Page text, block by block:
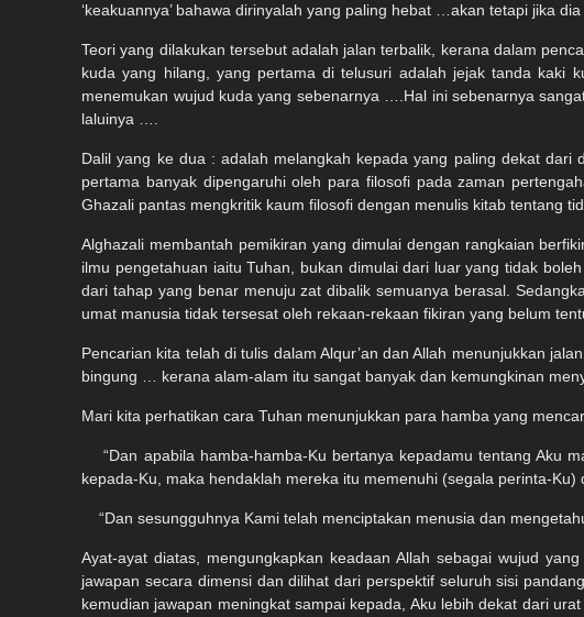
‘keakuannya’ bahawa dirinyalah yang paling hebat …akan tetapi jika
Teori yang dilakukan tersebut adalah jalan terbalik, kerana dalam
kuda yang hilang, yang pertama di telusuri adalah jejak tanda kaki
menemukan wujud kuda yang sebenarnya ….Hal ini sebenarnya
laluinya ….
Dalil yang ke dua : adalah melangkah kepada yang paling dekat
pertama banyak dipengaruhi oleh para filosofi pada zaman
Ghazali pantas mengkritik kaum filosofi dengan menulis kitab tentang
Alghazali membantah pemikiran yang dimulai dengan rangkaian
ilmu pengetahuan iaitu Tuhan, bukan dimulai dari luar yang tidak
dari tahap yang benar menuju zat dibalik semuanya berasal.
umat manusia tidak tersesat oleh rekaan-rekaan fikiran yang belum
Pencarian kita telah di tulis dalam Alqur’an dan Allah menunjukkan
bingung … kerana alam-alam itu sangat banyak dan kemungkinan
Mari kita perhatikan cara Tuhan menunjukkan para hamba yang
“Dan apabila hamba-hamba-Ku bertanya kepadamu tentang Aku
kepada-Ku, maka hendaklah mereka itu memenuhi (segala perinta-
“Dan sesungguhnya Kami telah menciptakan menusia dan
Ayat-ayat diatas, mengungkapkan keadaan Allah sebagai wujud
jawapan secara dimensi dan dilihat dari perspektif seluruh sisi
kemudian jawapan meningkat sampai kepada, Aku lebih dekat dari